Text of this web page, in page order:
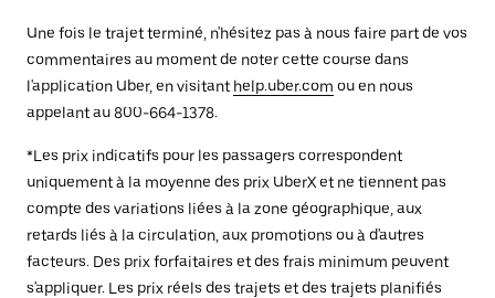
Une fois le trajet terminé, n'hésitez pas à nous faire part de vos
commentaires au moment de noter cette course dans
l'application Uber, en visitant help.uber.com ou en nous
appelant au 800-664-1378.
*Les prix indicatifs pour les passagers correspondent
uniquement à la moyenne des prix UberX et ne tiennent pas
compte des variations liées à la zone géographique, aux
retards liés à la circulation, aux promotions ou à d'autres
facteurs. Des prix forfaitaires et des frais minimum peuvent
s'appliquer. Les prix réels des trajets et des trajets planifiés